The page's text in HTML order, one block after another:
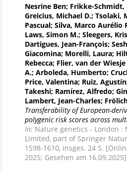
Nesrine Ben; Frikke-
Greicius, Michael D.; Tsolaki,
Pascual; Silva, Marco Aurélio
Laws, Simon M.; Sleegers,
Dartigues, Jean-François;
Giacomina; Morelli, Laura;
Rebecca; Flier, van der
A.; Arboleda, Humberto;
Price, Valentina; Ruiz,
Takeshi; Ramírez, Alfredo;
Lambert, Jean-Charles;
Transferability of European-
polygenic risk scores across
In: Nature genetics - London :
Limited, part of Springer
1598-1610, insges. 24 S.
2025; Gesehen am 16.09.2025]